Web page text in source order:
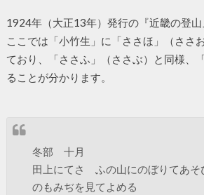
1924年（大正13年）発行の『近畿の登山
ここでは「小竹生」に「ささほ」（ささ
ており、「ささふ」（ささぶ）と同様、
ることが分かります。
冬部 十月
田上にてさゝふの山にのぼりてあそ
のもみぢを見てよめる